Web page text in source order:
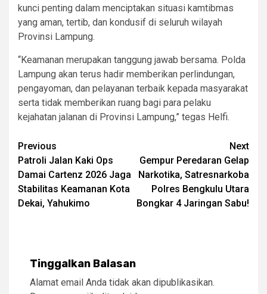
kunci penting dalam menciptakan situasi kamtibmas
yang aman, tertib, dan kondusif di seluruh wilayah
Provinsi Lampung.
“Keamanan merupakan tanggung jawab bersama. Polda
Lampung akan terus hadir memberikan perlindungan,
pengayoman, dan pelayanan terbaik kepada masyarakat
serta tidak memberikan ruang bagi para pelaku
kejahatan jalanan di Provinsi Lampung,” tegas Helfi.
Post
navigation
Previous
Patroli Jalan Kaki Ops
Damai Cartenz 2026 Jaga
Stabilitas Keamanan Kota
Dekai, Yahukimo
Next
Gempur Peredaran Gelap
Narkotika, Satresnarkoba
Polres Bengkulu Utara
Bongkar 4 Jaringan Sabu!
Tinggalkan Balasan
Alamat email Anda tidak akan dipublikasikan.